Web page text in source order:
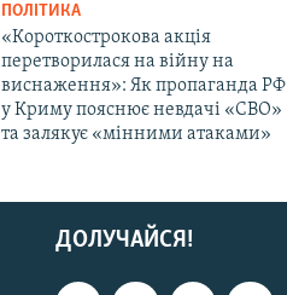
ПОЛІТИКА
«Короткострокова акція
перетворилася на війну на
виснаження»: Як пропаганда РФ
у Криму пояснює невдачі «СВО»
та залякує «мінними атаками»
ДОЛУЧАЙСЯ!